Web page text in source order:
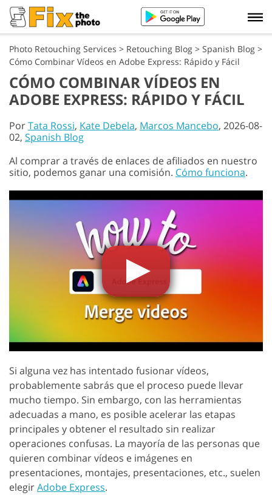
Photo Retouching Services > Retouching Blog > Spanish Blog >
Cómo Combinar Vídeos en Adobe Express: Rápido y Fácil
CÓMO COMBINAR VÍDEOS EN
ADOBE EXPRESS: RÁPIDO Y FÁCIL
PorTata Rossi, Kate Debela, Marcos Mancebo, 2026-08-
02, Spanish Blog
Al comprar a través de enlaces de afiliados en nuestro
sitio, podemos ganar una comisión. Cómo funciona.
Si alguna vez has intentado fusionar vídeos,
probablemente sabrás que el proceso puede llevar
mucho tiempo. Sin embargo, con las herramientas
adecuadas a mano, es posible acelerar las etapas
principales y obtener el resultado sin realizar
operaciones confusas. La mayoría de las personas que
quieren combinar vídeos e imágenes en
presentaciones, montajes, presentaciones, etc., suelen
elegirAdobe Express.